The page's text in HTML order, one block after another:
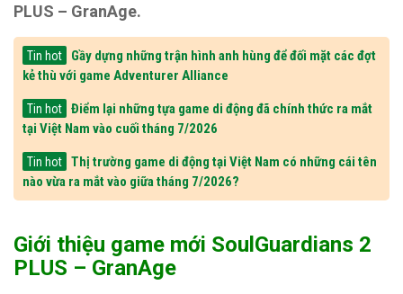
PLUS – GranAge.
Tin hot
Gầy dựng những trận hình anh hùng để đối mặt các đợt
kẻ thù với game Adventurer Alliance
Tin hot
Điểm lại những tựa game di động đã chính thức ra mắt
tại Việt Nam vào cuối tháng 7/2026
Tin hot
Thị trường game di động tại Việt Nam có những cái tên
nào vừa ra mắt vào giữa tháng 7/2026?
Giới thiệu game mới SoulGuardians 2
PLUS – GranAge